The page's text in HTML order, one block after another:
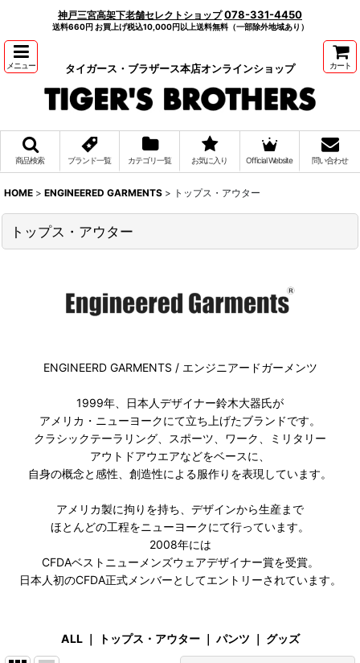
神戸三宮高架下老舗セレクトショップ 078-331-4450
送料660円 お買上げ税込10,000円以上送料無料（一部除外地域あり）
メニュー タイガース・ブラザース本店オンラインショップ カート
商品検索 ブランド一覧 カテゴリ一覧 お気に入り Official Website 問い合わせ
HOME > ENGINEERED GARMENTS > トップス・アウター
トップス・アウター
ENGINEERD GARMENTS / エンジニアードガーメンツ
1999年、日本人デザイナー鈴木大器氏が
アメリカ・ニューヨークにて立ち上げたブランドです。
クラシックテーラリング、スポーツ、ワーク、ミリタリー
アウトドアウエアなどをベースに、
自身の概念と感性、創造性による服作りを表現しています。
アメリカ製に拘りを持ち、デザインから生産まで
ほとんどの工程をニューヨークにて行っています。
2008年には
CFDAベストニューメンズウェアデザイナー賞を受賞。
日本人初のCFDA正式メンバーとしてエントリーされています。
ALL｜ トップス・アウター｜ パンツ グッズ